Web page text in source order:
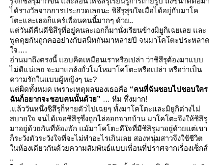
ได้รางวัลจากการประกวดเลยนะ ชิสึรุสุขใจเมื่อได้อยู่กับมาโค
ตะและเธอก็แคร์เพื่อนคนนี้มากๆ ด้วย..
ต่วันดีคืนดีชิสึรุที่อยู่คนละเอกก็มานั่งเรียนข้างมิยูกิเฉยเลย และ
พูดคุยกันถูกคออย่างกับสนิทกันมาหลายปี จนมาโคโตะประหลาด
จ.
อ่านมาถึงตรงนี้ แอบคิดเหมือนเราหรือเปล่า ว่าชิสึรุต้องมาแบบ
ไม่ดีแน่เลย จะมาแกล้งยั่วโมโหมาโคโตะหรือเปล่า หรือว่าเป็น
ความรักในแบบผู้หญิงๆ นะ?
ต่ผิดทั้งหมด เพราะเหตุผลของเธอคือ “คนที่ฉันชอบไปชอบใคร
ฉันก็อยากจะชอบคนนั้นด้วย” หืม ทึ่งมาก!
.ล้ววันหนึ่งชิสึรุก็หายตัวไปเฉยๆ ทั้งมาโคโตะและมิยูกิต่างไม่
สบายใจ จนได้เจอชิสึรุซึ่งถูกไล่ออกจากบ้าน มาโคโตะจึงให้ชิสึรุ
มาอยู่ด้วยกันที่ห้องพัก แม้มาโคโตะดีใจที่มีชิสึรุมาอยู่ด้วยแต่เขา
ก็ระวังตัวระวังใจที่จะไม่ทำอะไรเกินเลย สองหนุ่มสาวจึงใช้ชีวิต
นห้องเดียวกันด้วยความสัมพันธ์แบบเพื่อนที่ปราศจากเรื่องเซ็กส์
..